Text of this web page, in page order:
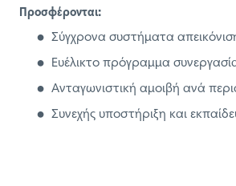
Προσφέρονται:
Σύγχρονα συστήματα
Ευέλικτο πρόγραμμα
Ανταγωνιστική αμοιβή ανά
Συνεχής υποστήριξη και